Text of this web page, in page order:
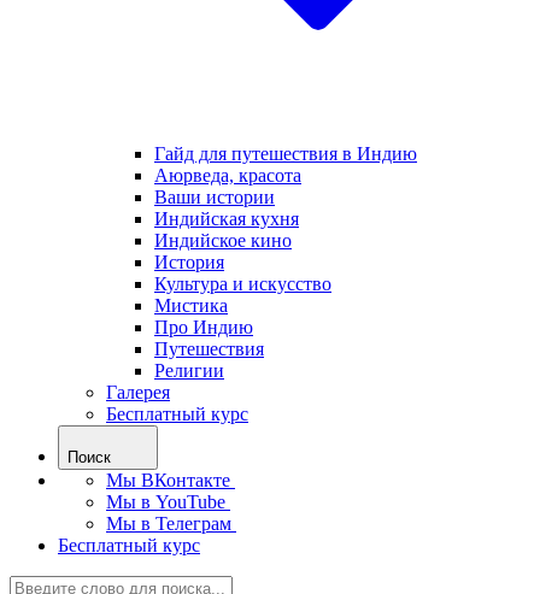
Гайд для путешествия в Индию
Аюрведа, красота
Ваши истории
Индийская кухня
Индийское кино
История
Культура и искусство
Мистика
Про Индию
Путешествия
Религии
Галерея
Бесплатный курс
Поиск
Мы ВКонтакте
Мы в YouTube
Мы в Телеграм
Бесплатный курс